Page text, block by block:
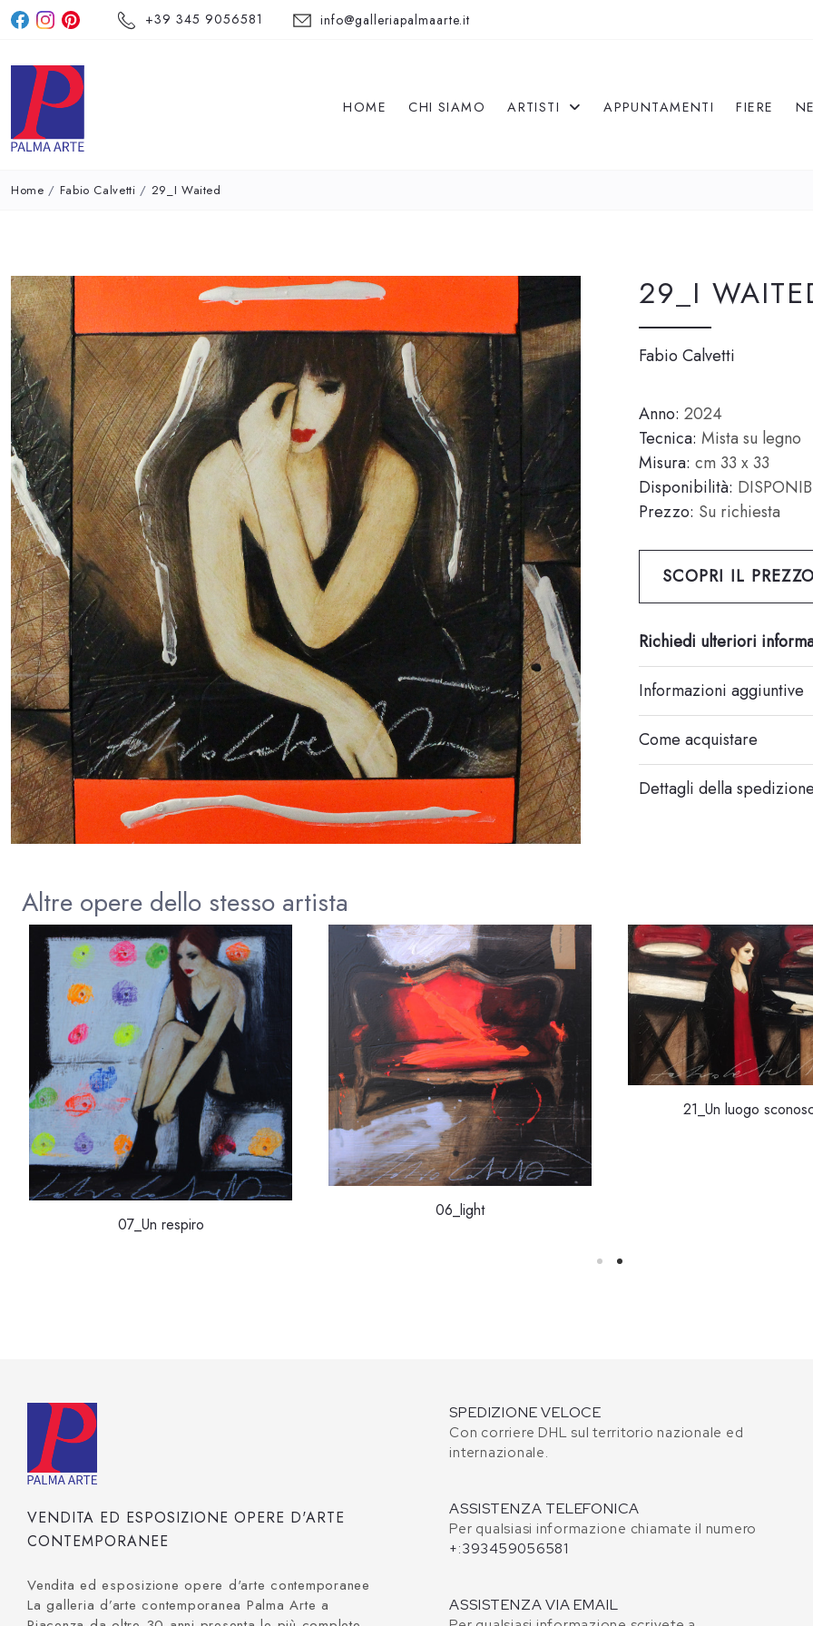
+39 345 9056581 info@galleriapalmaarte.it
HOME CHI SIAMO ARTISTI APPUNTAMENTI FIERE
Home / Fabio Calvetti / 29_I Waited
29_I
Fabio Calvetti
Anno: 2024
Tecnica: Mista su legno
Misura: cm 33 x 33
Disponibilità:
Prezzo: Su richiesta
SCOPRI IL
Richiedi ulteriori
Informazioni aggiuntive
Come acquistare
Dettagli della
Altre opere dello stesso artista
07_Un respiro
06_light
21_Un luogo
VENDITA ED ESPOSIZIONE OPERE D'ARTE
CONTEMPORANEE
Vendita ed esposizione opere d'arte contemporanee
La galleria d’arte contemporanea Palma Arte a
SPEDIZIONE VELOCE
Con corriere DHL sul territorio nazionale ed
internazionale.
ASSISTENZA TELEFONICA
Per qualsiasi informazione chiamate il numero
+:393459056581
ASSISTENZA VIA EMAIL